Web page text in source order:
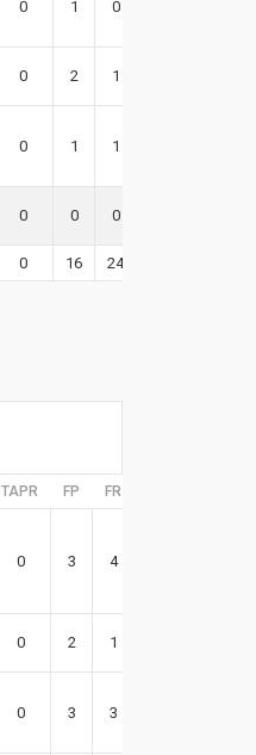
0 1 0
0 2 1
0 1 1
0 0 0
0 16 24
TAPR FP FR
0 3 4
0 2 1
0 3 3